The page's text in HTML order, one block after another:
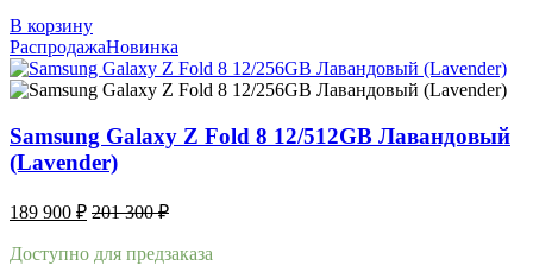
В корзину
РаспродажаНовинка
Samsung Galaxy Z Fold 8 12/512GB Лавандовый
(Lavender)
189 900 ₽ 201 300₽
Доступно для предзаказа